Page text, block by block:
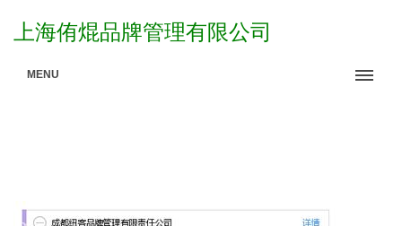
上海侑焜品牌管理有限公司
MENU